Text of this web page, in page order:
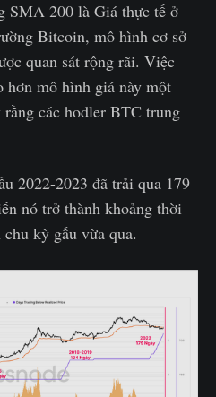
SMA 200 là Giá thực tế ở
Bitcoin, mô hình cơ sở
quan sát rộng rãi. Việc
hơn mô hình giá này một
các hodler BTC trung
2022-2023 đã trải qua 179
nó trở thành khoảng thời
kỳ gấu vừa qua.